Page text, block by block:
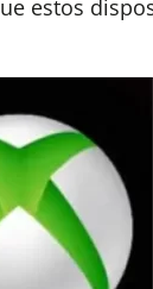
estos